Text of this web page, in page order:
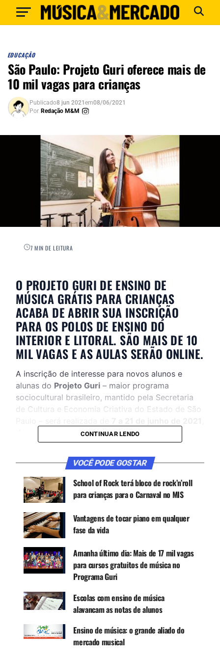
EDUCAÇÃO
São Paulo: Projeto Guri oferece mais de
10 mil vagas para crianças
Publicado8 jun 2021em08/06/2021
Por Redação M&M
7 MIN DE LEITURA
O PROJETO GURI DE ENSINO DE
MÚSICA GRÁTIS PARA CRIANÇAS
ACABA DE ABRIR SUA INSCRIÇÃO
PARA OS POLOS DE ENSINO DO
INTERIOR E LITORAL. SÃO MAIS DE 10
MIL VAGAS E AS AULAS SERÃO ONLINE.
A inscrição de interesse para novos alunos e
alunas do Projeto Guri – maior programa
sociocultural brasileiro, mantido pela Secretaria
de Cultura e Economia Criativa do Estado de São
de maneira online, para os polos de ensino do
interior e litoral de São Paulo. Para participar, não
é preciso ter conhecimento prévio de música, nem
possuir instrumentos ou realizar testes seletivos.
São10.362 vagaspara 30 cursos gratuitos de
música, oferecidos no contraturno escolar, para
crianças, adolescentes e jovens de 6 a 18 anos
incompletos.
CONTINUE ACOMPANHANDO
Receba novas matérias do Música & Mercado no
WhatsApp e no Google News.
Canal WhatsApp
Google News
CONTINUAR LENDO
VOCÊ PODE GOSTAR
School of Rock terá bloco de rock’n’roll
para crianças para o Carnaval no MIS
Vantagens de tocar piano em qualquer
fase da vida
Amanha último dia: Mais de 17 mil vagas
para cursos gratuitos de música no
Programa Guri
Escolas com ensino de música
alavancam as notas de alunos
Ensino de música: o grande aliado do
mercado musical